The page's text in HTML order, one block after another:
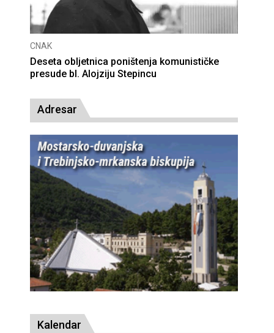
CNAK
Deseta obljetnica poništenja komunističke
presude bl. Alojziju Stepincu
Adresar
Kalendar